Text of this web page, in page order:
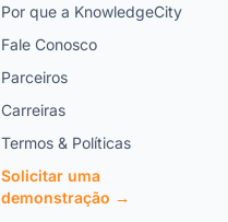
Por que a KnowledgeCity
Fale Conosco
Parceiros
Carreiras
Termos & Políticas
Solicitar uma
demonstração →